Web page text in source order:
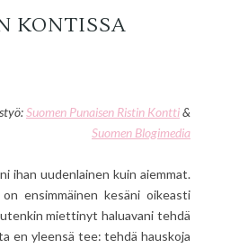
KONTISSA
Suomen Punaisen Ristin Kontti&
Suomen Blogimedia
ihan uudenlainen kuin aiemmat.
ensimmäinen kesäni oikeasti
miettinyt haluavani tehdä
en yleensä tee: tehdä hauskoja